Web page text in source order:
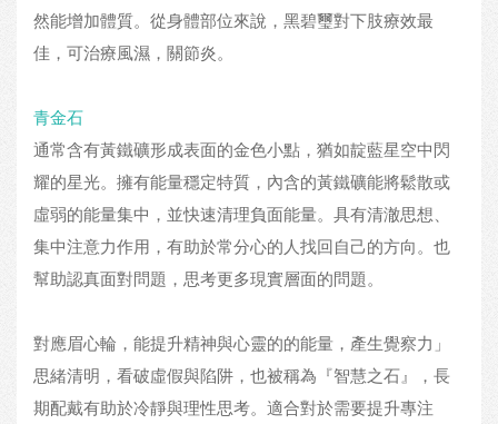
然能增加體質。從身體部位來說，黑碧璽對下肢療效最
佳，可治療風濕，關節炎。
青金石
通常含有黃鐵礦形成表面的金色小點，猶如靛藍星空中閃
耀的星光。擁有能量穩定特質，內含的黃鐵礦能將鬆散或
虛弱的能量集中，並快速清理負面能量。具有清澈思想、
集中注意力作用，有助於常分心的人找回自己的方向。也
幫助認真面對問題，思考更多現實層面的問題。
對應眉心輪，能提升精神與心靈的的能量，產生覺察力」
思緒清明，看破虛假與陷阱，也被稱為『智慧之石』，長
期配戴有助於冷靜與理性思考。適合對於需要提升專注